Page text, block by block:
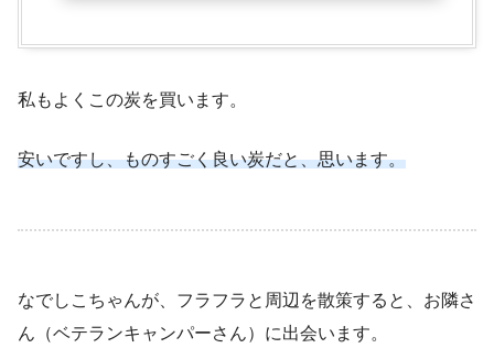
私もよくこの炭を買います。
安いですし、ものすごく良い炭だと、思います。
なでしこちゃんが、フラフラと周辺を散策すると、お隣さ
ん（ベテランキャンパーさん）に出会います。